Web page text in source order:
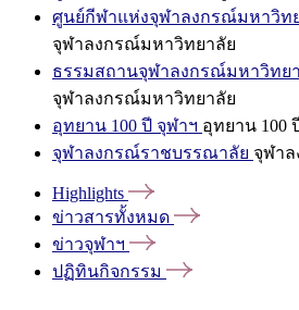
ศูนย์กีฬาแห่งจุฬาลงกรณ์มหาวิท
จุฬาลงกรณ์มหาวิทยาลัย
ธรรมสถานจุฬาลงกรณ์มหาวิทย
จุฬาลงกรณ์มหาวิทยาลัย
อุทยาน 100 ปี จุฬาฯ อุทยาน 100
จุฬาลงกรณ์ราชบรรณาลัย จุฬา
Highlights
ข่าวสารทั้งหมด
ข่าวจุฬาฯ
ปฏิทินกิจกรรม